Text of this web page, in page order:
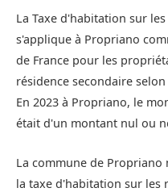
La Taxe d'habitation sur
s'applique à Propriano
de France pour les
résidence secondaire
En 2023 à Propriano, le
était d'un montant nul ou
La commune de
la taxe d'habitation sur les